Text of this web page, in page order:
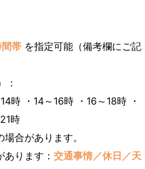
帯 を指定可能（備考欄にご記
：
14時 ・14～16時 ・16～18時 ・
時
合があります。
ります： 交通事情／休日／天